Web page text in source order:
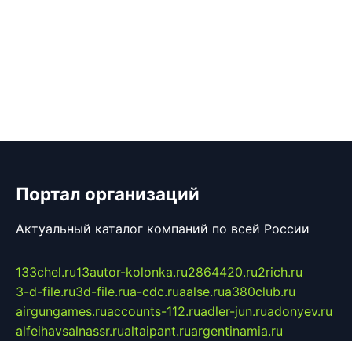
Портал организаций
Актуальный каталог компаний по всей России
133chel.ru13autor-kolonka.ru2864420.ru2rich.ru
3-d-file.ru3d-file.rua-cdc.ruaalse.rua380club.ru
airgungames.ruaccounts-112.ruadler-jun.ruadonyev.ru
alfeihavsalnassr.rualtaipant.ruargentinamia.ru